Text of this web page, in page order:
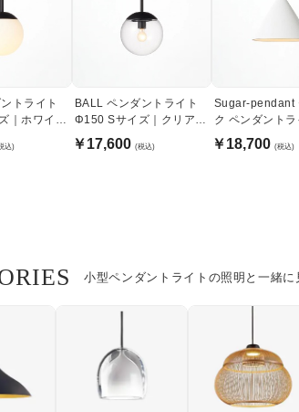
トライト
｜ホワイト
込)
BALL ペンダントライト
Φ150 Sサイズ｜クリアガ
ラス
￥17,600 (税込)
Sugar-pendant
ク ペンダント
｜ホワイト
￥18,700 (税込)
小型ペンダントライトの照明と一緒に